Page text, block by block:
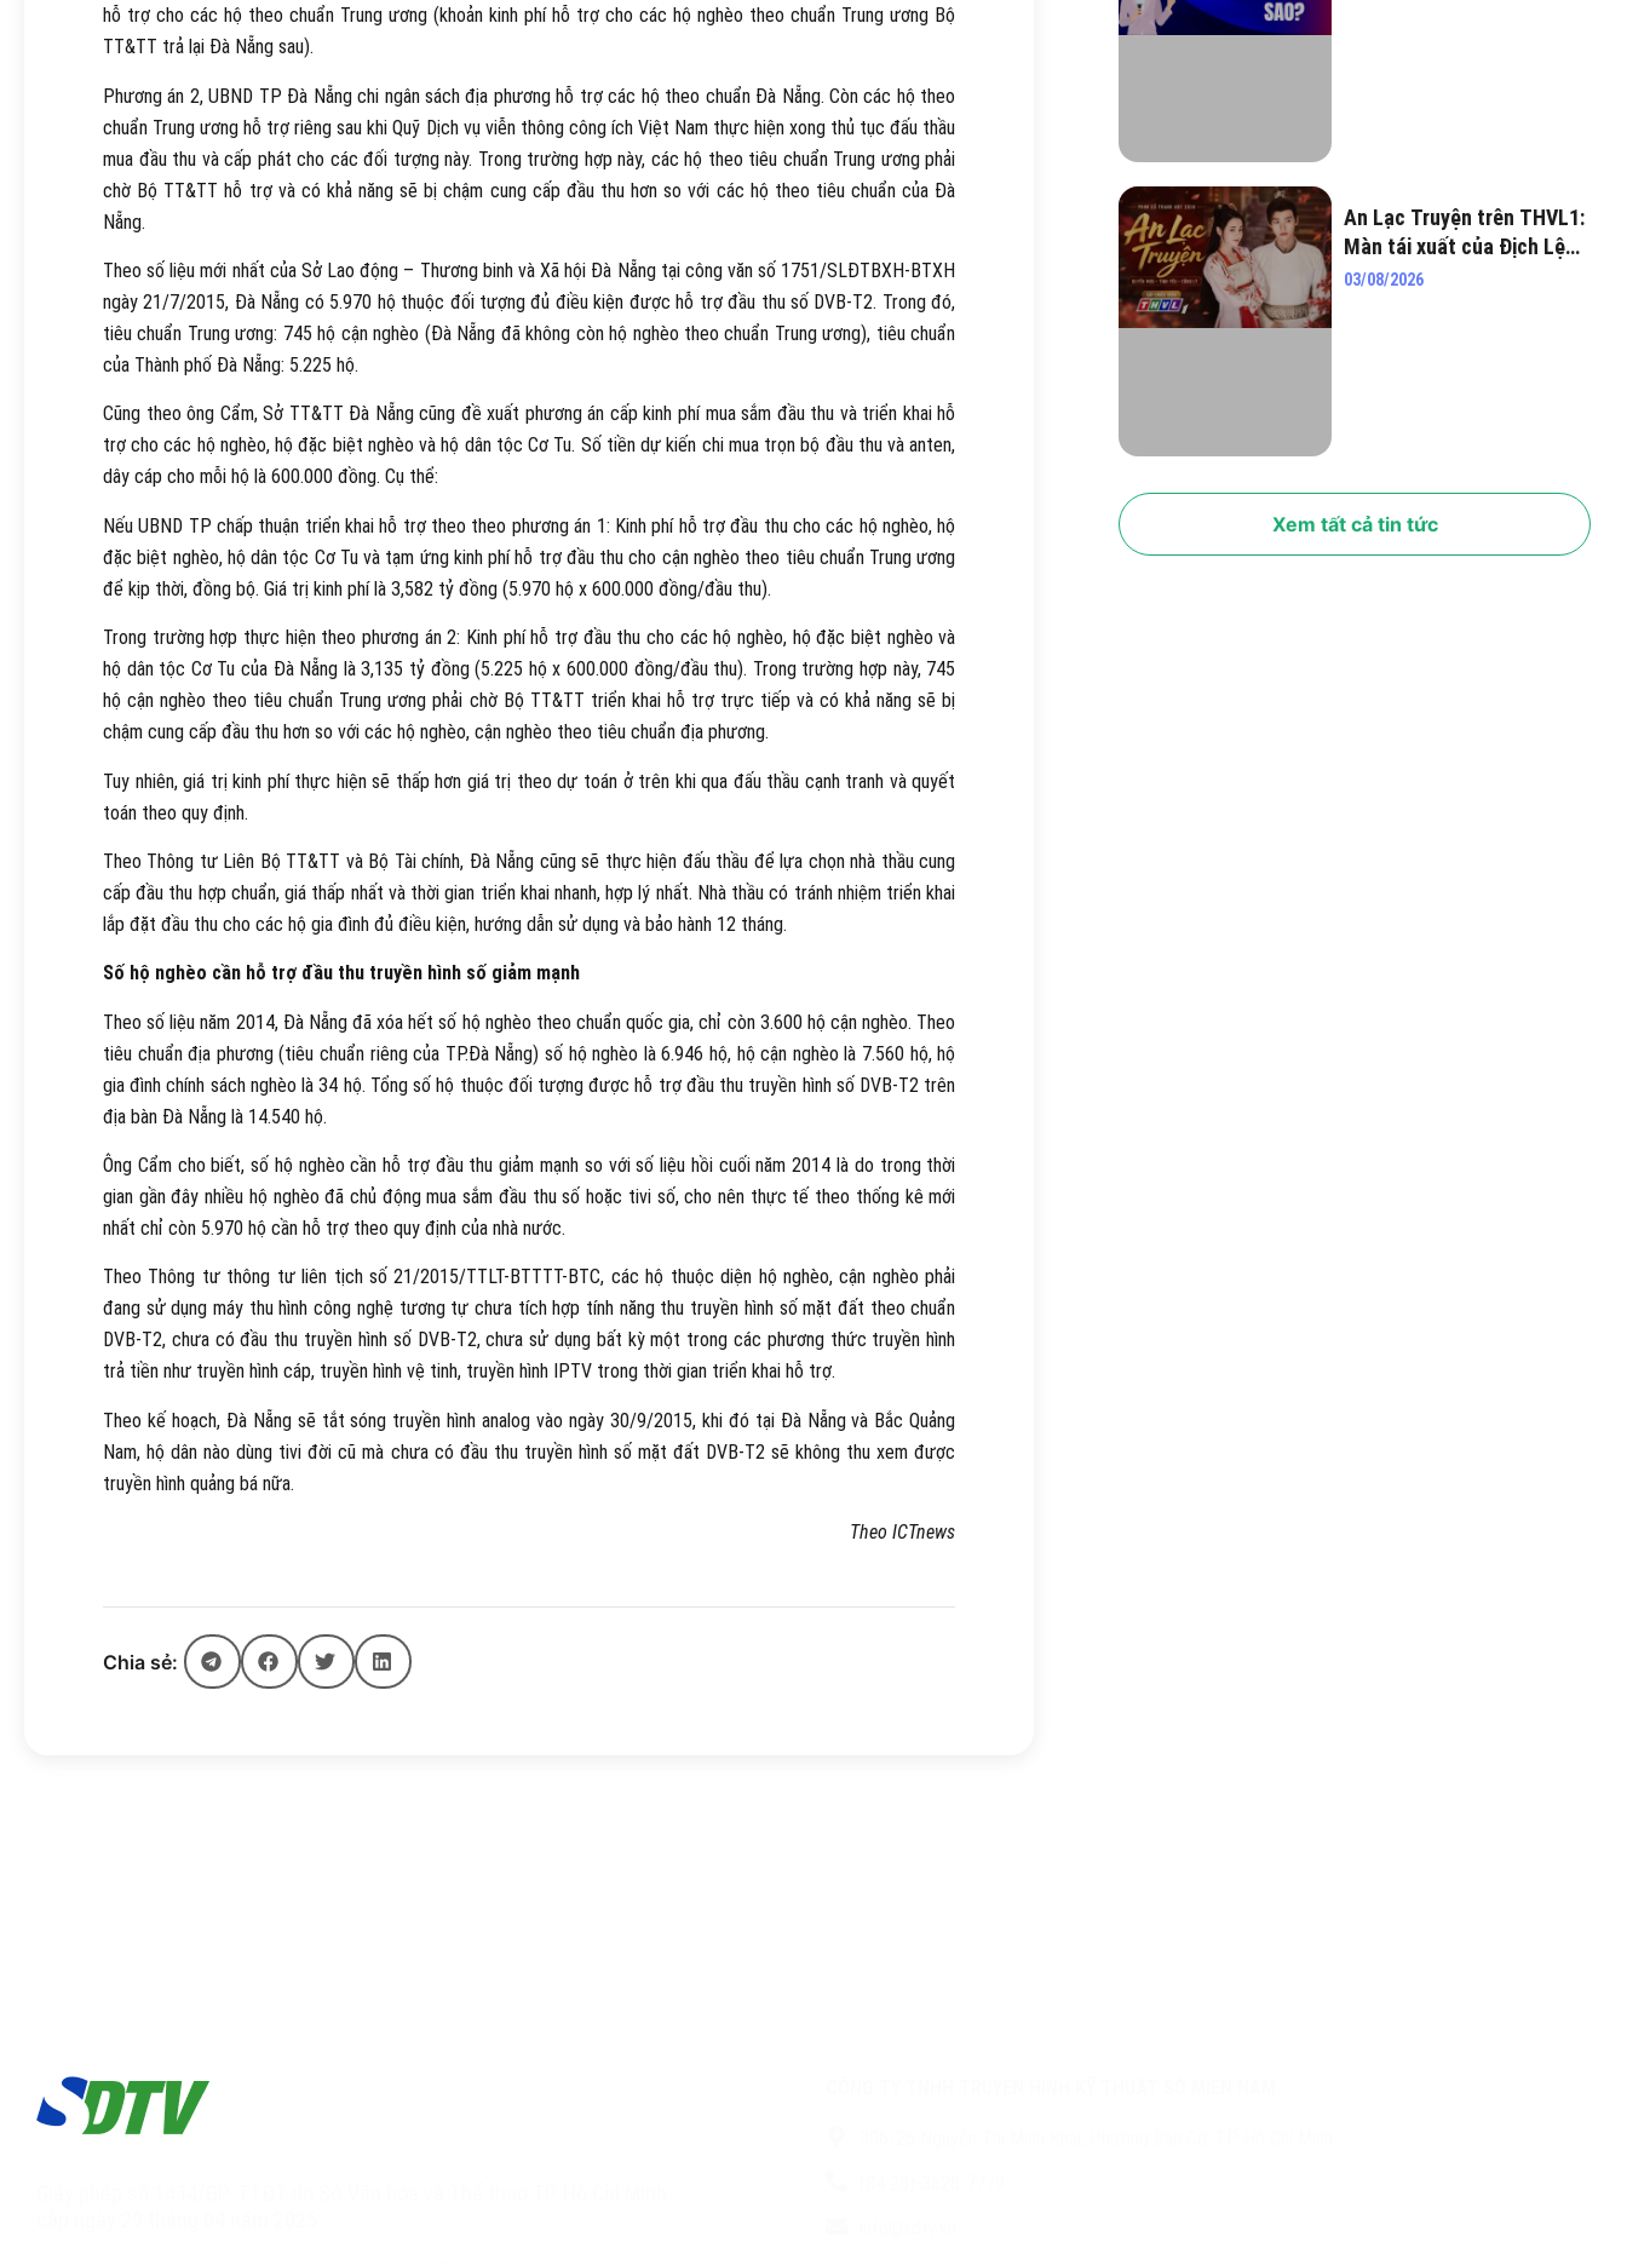
hỗ trợ cho các hộ theo chuẩn Trung ương (khoản kinh phí hỗ trợ cho các hộ nghèo theo chuẩn Trung ương Bộ
TT&TT trả lại Đà Nẵng sau).
Phương án 2, UBND TP Đà Nẵng chi ngân sách địa phương hỗ trợ các hộ theo chuẩn Đà Nẵng. Còn các hộ theo
chuẩn Trung ương hỗ trợ riêng sau khi Quỹ Dịch vụ viễn thông công ích Việt Nam thực hiện xong thủ tục đấu thầu
mua đầu thu và cấp phát cho các đối tượng này. Trong trường hợp này, các hộ theo tiêu chuẩn Trung ương phải
chờ Bộ TT&TT hỗ trợ và có khả năng sẽ bị chậm cung cấp đầu thu hơn so với các hộ theo tiêu chuẩn của Đà
Nẵng.
Theo số liệu mới nhất của Sở Lao động – Thương binh và Xã hội Đà Nẵng tại công văn số 1751/SLĐTBXH-BTXH
ngày 21/7/2015, Đà Nẵng có 5.970 hộ thuộc đối tượng đủ điều kiện được hỗ trợ đầu thu số DVB-T2. Trong đó,
tiêu chuẩn Trung ương: 745 hộ cận nghèo (Đà Nẵng đã không còn hộ nghèo theo chuẩn Trung ương), tiêu chuẩn
của Thành phố Đà Nẵng: 5.225 hộ.
Cũng theo ông Cẩm, Sở TT&TT Đà Nẵng cũng đề xuất phương án cấp kinh phí mua sắm đầu thu và triển khai hỗ
trợ cho các hộ nghèo, hộ đặc biệt nghèo và hộ dân tộc Cơ Tu. Số tiền dự kiến chi mua trọn bộ đầu thu và anten,
dây cáp cho mỗi hộ là 600.000 đồng. Cụ thể:
Nếu UBND TP chấp thuận triển khai hỗ trợ theo theo phương án 1: Kinh phí hỗ trợ đầu thu cho các hộ nghèo, hộ
đặc biệt nghèo, hộ dân tộc Cơ Tu và tạm ứng kinh phí hỗ trợ đầu thu cho cận nghèo theo tiêu chuẩn Trung ương
để kịp thời, đồng bộ. Giá trị kinh phí là 3,582 tỷ đồng (5.970 hộ x 600.000 đồng/đầu thu).
Trong trường hợp thực hiện theo phương án 2: Kinh phí hỗ trợ đầu thu cho các hộ nghèo, hộ đặc biệt nghèo và
hộ dân tộc Cơ Tu của Đà Nẵng là 3,135 tỷ đồng (5.225 hộ x 600.000 đồng/đầu thu). Trong trường hợp này, 745
hộ cận nghèo theo tiêu chuẩn Trung ương phải chờ Bộ TT&TT triển khai hỗ trợ trực tiếp và có khả năng sẽ bị
chậm cung cấp đầu thu hơn so với các hộ nghèo, cận nghèo theo tiêu chuẩn địa phương.
Tuy nhiên, giá trị kinh phí thực hiện sẽ thấp hơn giá trị theo dự toán ở trên khi qua đấu thầu cạnh tranh và quyết
toán theo quy định.
Theo Thông tư Liên Bộ TT&TT và Bộ Tài chính, Đà Nẵng cũng sẽ thực hiện đấu thầu để lựa chọn nhà thầu cung
cấp đầu thu hợp chuẩn, giá thấp nhất và thời gian triển khai nhanh, hợp lý nhất. Nhà thầu có tránh nhiệm triển khai
lắp đặt đầu thu cho các hộ gia đình đủ điều kiện, hướng dẫn sử dụng và bảo hành 12 tháng.
Số hộ nghèo cần hỗ trợ đầu thu truyền hình số giảm mạnh
Theo số liệu năm 2014, Đà Nẵng đã xóa hết số hộ nghèo theo chuẩn quốc gia, chỉ còn 3.600 hộ cận nghèo. Theo
tiêu chuẩn địa phương (tiêu chuẩn riêng của TP.Đà Nẵng) số hộ nghèo là 6.946 hộ, hộ cận nghèo là 7.560 hộ, hộ
gia đình chính sách nghèo là 34 hộ. Tổng số hộ thuộc đối tượng được hỗ trợ đầu thu truyền hình số DVB-T2 trên
địa bàn Đà Nẵng là 14.540 hộ.
Ông Cẩm cho biết, số hộ nghèo cần hỗ trợ đầu thu giảm mạnh so với số liệu hồi cuối năm 2014 là do trong thời
gian gần đây nhiều hộ nghèo đã chủ động mua sắm đầu thu số hoặc tivi số, cho nên thực tế theo thống kê mới
nhất chỉ còn 5.970 hộ cần hỗ trợ theo quy định của nhà nước.
Theo Thông tư thông tư liên tịch số 21/2015/TTLT-BTTTT-BTC, các hộ thuộc diện hộ nghèo, cận nghèo phải
đang sử dụng máy thu hình công nghệ tương tự chưa tích hợp tính năng thu truyền hình số mặt đất theo chuẩn
DVB-T2, chưa có đầu thu truyền hình số DVB-T2, chưa sử dụng bất kỳ một trong các phương thức truyền hình
trả tiền như truyền hình cáp, truyền hình vệ tinh, truyền hình IPTV trong thời gian triển khai hỗ trợ.
Theo kế hoạch, Đà Nẵng sẽ tắt sóng truyền hình analog vào ngày 30/9/2015, khi đó tại Đà Nẵng và Bắc Quảng
Nam, hộ dân nào dùng tivi đời cũ mà chưa có đầu thu truyền hình số mặt đất DVB-T2 sẽ không thu xem được
truyền hình quảng bá nữa.
Theo ICTnews
Chia sẻ:
An Lạc Truyện trên THVL1:
Màn tái xuất của Địch Lệ
Nhiệt Ba và Cung Tuấn có
03/08/2026
Xem tất cả tin tức